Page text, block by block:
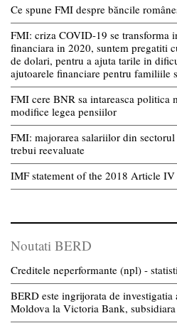
Ce spune FMI despre băncile
FMI: criza COVID-19 se transforma
financiara in 2020, suntem pregatiti
de dolari, pentru a ajuta tarile in
ajutoarele financiare pentru familiile
FMI cere BNR sa intareasca politica
modifice legea pensiilor
FMI: majorarea salariilor din
trebui reevaluate
IMF statement of the 2018 Article
Noutati BERD
Creditele neperformante (npl) -
BERD este ingrijorata de
Moldova la Victoria Bank,